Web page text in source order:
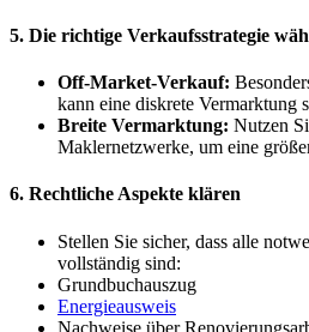
5. Die richtige Verkaufsstrategie
Off-Market-Verkauf:
kann eine diskrete Vermarktung
Breite Vermarktung: Nutzen
Maklernetzwerke, um eine
6. Rechtliche Aspekte klären
Stellen Sie sicher, dass alle
vollständig sind:
Grundbuchauszug
Energieausweis
Nachweise über